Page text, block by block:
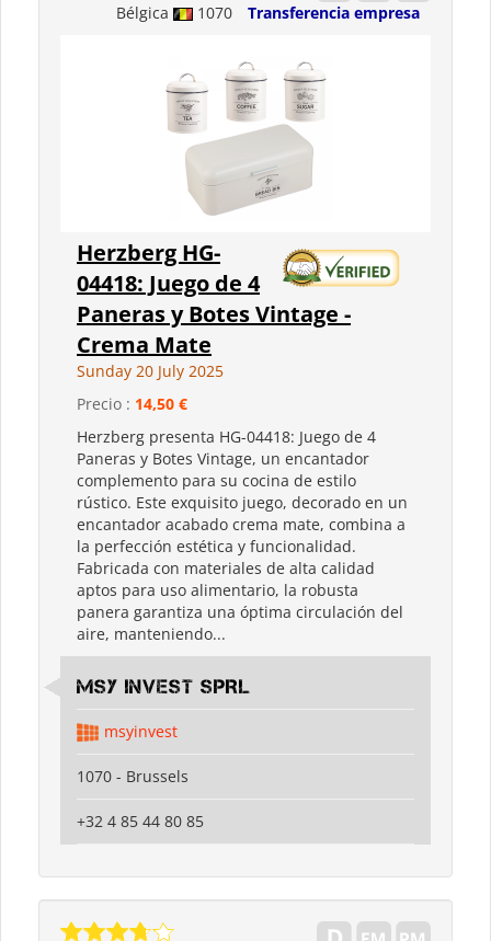
Bélgica 1070 Transferencia empresa
Herzberg HG-
04418: Juego de 4
Paneras y Botes Vintage -
Crema Mate
Sunday 20 July 2025
Precio : 14,50 €
Herzberg presenta HG-04418: Juego de 4
Paneras y Botes Vintage, un encantador
complemento para su cocina de estilo
rústico. Este exquisito juego, decorado en un
encantador acabado crema mate, combina a
la perfección estética y funcionalidad.
Fabricada con materiales de alta calidad
aptos para uso alimentario, la robusta
panera garantiza una óptima circulación del
aire, manteniendo...
MSY INVEST SPRL
msyinvest
1070 - Brussels
+32 4 85 44 80 85